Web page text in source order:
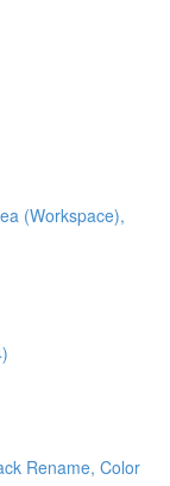
(Workspace),
Rename, Color